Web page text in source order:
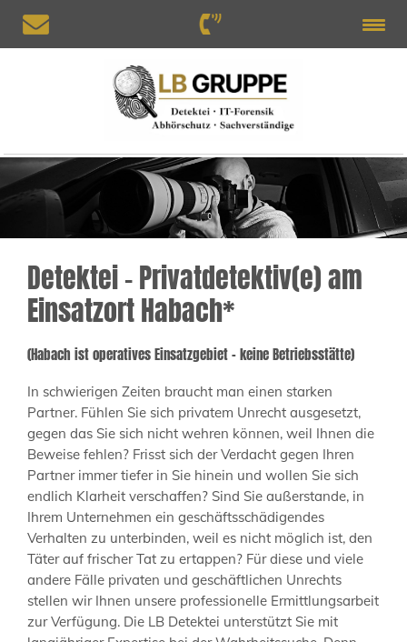
Detektei – Privatdetektiv(e) am
Einsatzort Habach*
(Habach ist operatives Einsatzgebiet – keine Betriebsstätte)
In schwierigen Zeiten braucht man einen starken
Partner. Fühlen Sie sich privatem Unrecht ausgesetzt,
gegen das Sie sich nicht wehren können, weil Ihnen die
Beweise fehlen? Frisst sich der Verdacht gegen Ihren
Partner immer tiefer in Sie hinein und wollen Sie sich
endlich Klarheit verschaffen? Sind Sie außerstande, in
Ihrem Unternehmen ein geschäftsschädigendes
Verhalten zu unterbinden, weil es nicht möglich ist, den
Täter auf frischer Tat zu ertappen? Für diese und viele
andere Fälle privaten und geschäftlichen Unrechts
stellen wir Ihnen unsere professionelle Ermittlungsarbeit
zur Verfügung. Die LB Detektei unterstützt Sie mit